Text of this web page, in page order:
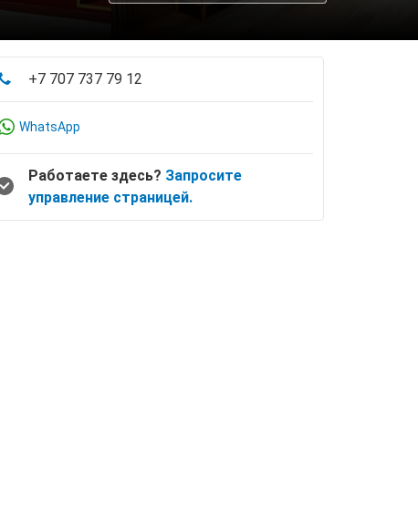
+7 707 737 79 12
WhatsApp
Работаете здесь? Запросите
управление страницей.